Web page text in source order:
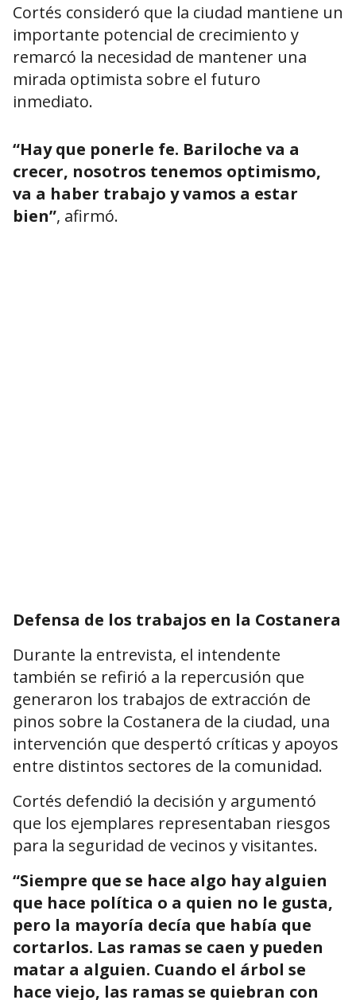
Cortés consideró que la ciudad mantiene un
importante potencial de crecimiento y
remarcó la necesidad de mantener una
mirada optimista sobre el futuro
inmediato.
“Hay que ponerle fe. Bariloche va a
crecer, nosotros tenemos optimismo,
va a haber trabajo y vamos a estar
bien”, afirmó.
Defensa de los trabajos en la Costanera
Durante la entrevista, el intendente
también se refirió a la repercusión que
generaron los trabajos de extracción de
pinos sobre la Costanera de la ciudad, una
intervención que despertó críticas y apoyos
entre distintos sectores de la comunidad.
Cortés defendió la decisión y argumentó
que los ejemplares representaban riesgos
para la seguridad de vecinos y visitantes.
“Siempre que se hace algo hay alguien
que hace política o a quien no le gusta,
pero la mayoría decía que había que
cortarlos. Las ramas se caen y pueden
matar a alguien. Cuando el árbol se
hace viejo, las ramas se quiebran con